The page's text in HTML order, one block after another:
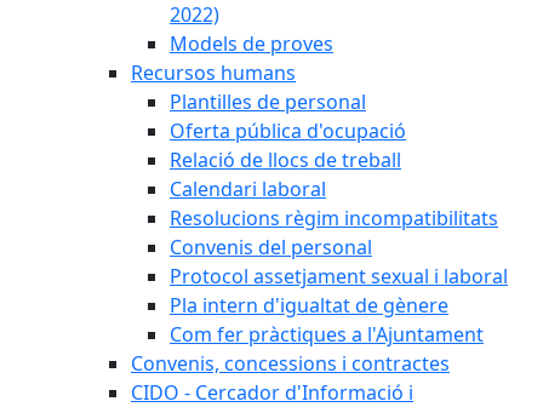
2022)
Models de proves
Recursos humans
Plantilles de personal
Oferta pública d'ocupació
Relació de llocs de treball
Calendari laboral
Resolucions règim incompatibilitats
Convenis del personal
Protocol assetjament sexual i laboral
Pla intern d'igualtat de gènere
Com fer pràctiques a l'Ajuntament
Convenis, concessions i contractes
CIDO - Cercador d'Informació i